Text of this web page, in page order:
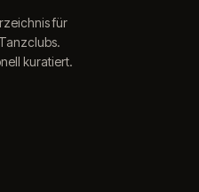
für
kuratiert.